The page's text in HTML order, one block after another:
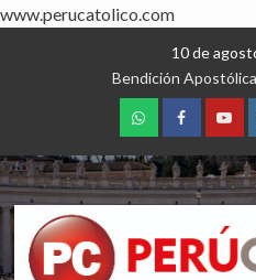
www.perucatolico.com
10 de
Bendición Apostólica
WhatsAppFacebook